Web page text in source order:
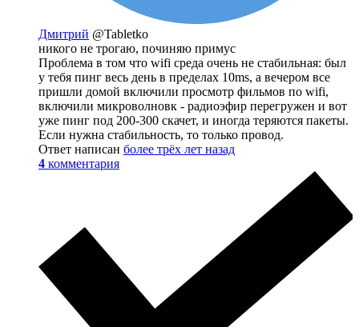
Дмитрий @Tabletko
никого не трогаю, починяю примус
Проблема в том что wifi среда очень не стабильная: был
у тебя пинг весь день в пределах 10ms, а вечером все
пришли домой включили просмотр фильмов по wifi,
включили микроволновк - радиоэфир перегружен и вот
уже пинг под 200-300 скачет, и иногда теряются пакеты.
Если нужна стабильность, то только провод.
Ответ написан более трёх лет назад
4 комментария